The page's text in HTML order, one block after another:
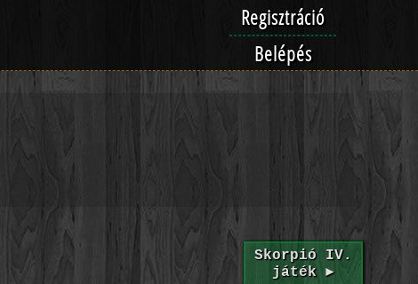
Regisztráció
Belépés
Skorpió IV.
játék ►